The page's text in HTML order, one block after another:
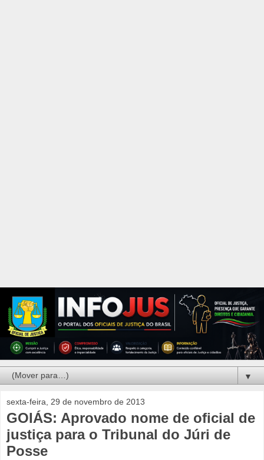
▼
sexta-feira, 29 de novembro de 2013
GOIÁS: Aprovado nome de oficial de
justiça para o Tribunal do Júri de
Posse